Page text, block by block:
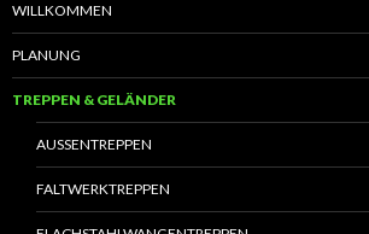
WILLKOMMEN
PLANUNG
TREPPEN & GELÄNDER
AUSSENTREPPEN
FALTWERKTREPPEN